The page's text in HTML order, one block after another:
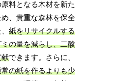
原料となる木材を新た
、貴重な森林を保全
、紙をリサイクルする
の量を減らし、二酸
献できます。さらに、
の紙を作るよりも少